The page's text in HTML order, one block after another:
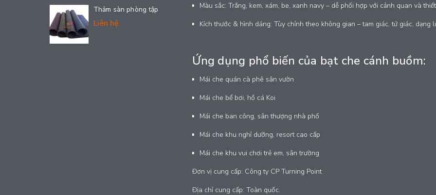
Màu sắc: Trắng, kem, xám, be, xanh navy – dễ phối hợp với cảnh quan và
Kích thước & hình dáng: Tùy chỉnh theo không gian – tam giác, tứ giác,
Ứng dụng phổ biến của bạt che cánh buồm:
Mái che quán cà phê sân vườn
Mái che bể bơi, hồ cá Koi
Mái che ban công, sân thượng nhà phố
Mái che khu nghỉ dưỡng, resort cao cấp
Mái che khu vui chơi trẻ em, sân trường
Đơn vị cung cấp: Công ty CP Turning Point
Địa chỉ cung cấp: Toàn quốc.
Thảm sàn phòng tập
Liên hệ